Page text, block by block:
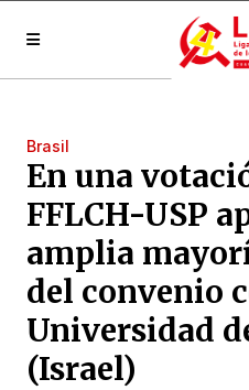
Brasil
En una
FFLCH-USP
amplia
del convenio
Universidad
(Israel)